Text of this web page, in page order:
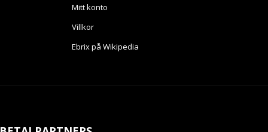
Mitt konto
Villkor
Ebrix på Wikipedia